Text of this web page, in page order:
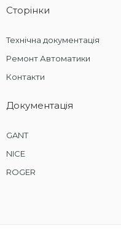
Сторінки
Технічна документація
Ремонт Автоматики
Контакти
Документація
GANT
NICE
ROGER